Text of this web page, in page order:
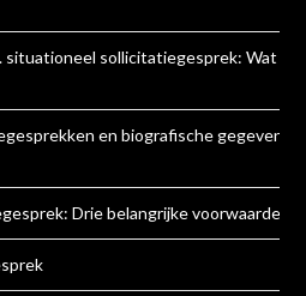
sollicitatiegesprek: Wat is
en biografische gegevens
Drie belangrijke voorwaarden